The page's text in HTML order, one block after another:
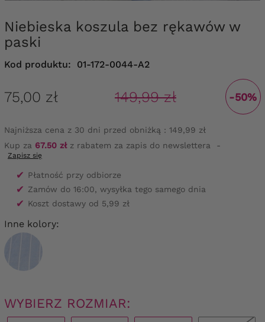
Niebieska koszula bez rękawów w
paski
Kod produktu: 01-172-0044-A2
75,00 zł 149,99 zł -50%
Najniższa cena z 30 dni przed obniżką : 149,99 zł
Kup za 67.50 złz rabatem za zapis do newslettera -
Zapisz się
✔ Płatność przy odbiorze
✔ Zamów do 16:00, wysyłka tego samego dnia
✔ Koszt dostawy od 5,99 zł
Inne kolory:
WYBIERZ ROZMIAR: